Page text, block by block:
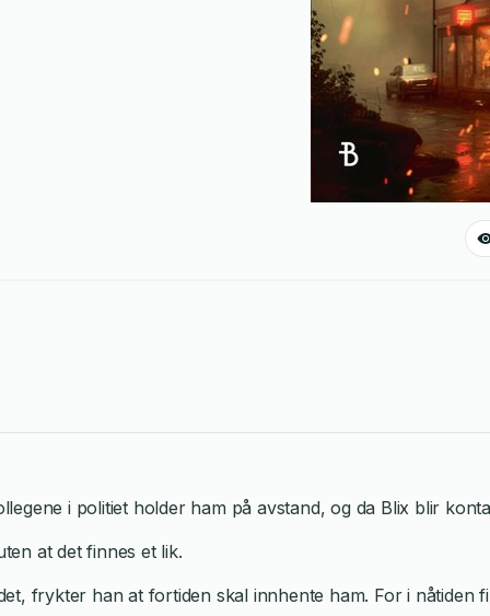
i politiet holder ham på avstand, og da Blix blir
at det finnes et lik.
frykter han at fortiden skal innhente ham. For i